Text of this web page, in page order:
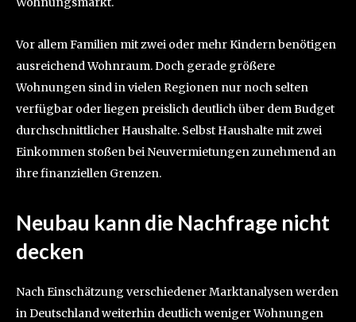
Vor allem Familien mit zwei oder mehr Kindern benötigen
ausreichend Wohnraum. Doch gerade größere
Wohnungen sind in vielen Regionen nur noch selten
verfügbar oder liegen preislich deutlich über dem Budget
durchschnittlicher Haushalte. Selbst Haushalte mit zwei
Einkommen stoßen bei Neuvermietungen zunehmend an
ihre finanziellen Grenzen.
Neubau kann die Nachfrage nicht
decken
Nach Einschätzung verschiedener Marktanalysen werden
in Deutschland weiterhin deutlich weniger Wohnungen